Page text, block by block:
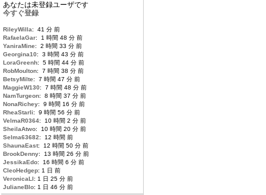
あなたは未登録ユーザです
今すぐ登録
RileyWilla: 41 分 前
RafaelaGar: 1 時間 48 分 前
YaniraMine: 2 時間 33 分 前
Georgina10: 3 時間 43 分 前
LoraGreenh: 5 時間 44 分 前
RobMoulton: 7 時間 38 分 前
BetsyMilte: 7 時間 47 分 前
MaggieW130: 7 時間 48 分 前
NamTurgeon: 8 時間 37 分 前
NonaRichey: 9 時間 16 分 前
RheaStarli: 9 時間 56 分 前
VelmaR0364: 10 時間 2 分 前
SheilaAtwo: 10 時間 20 分 前
Selma63682: 12 時間 前
ShaunaEast: 12 時間 50 分 前
BrookDenny: 13 時間 26 分 前
JessikaEdo: 16 時間 6 分 前
CleoHedgep: 1 日 前
VeronicaLl: 1 日 25 分 前
JulianeBlo: 1 日 46 分 前